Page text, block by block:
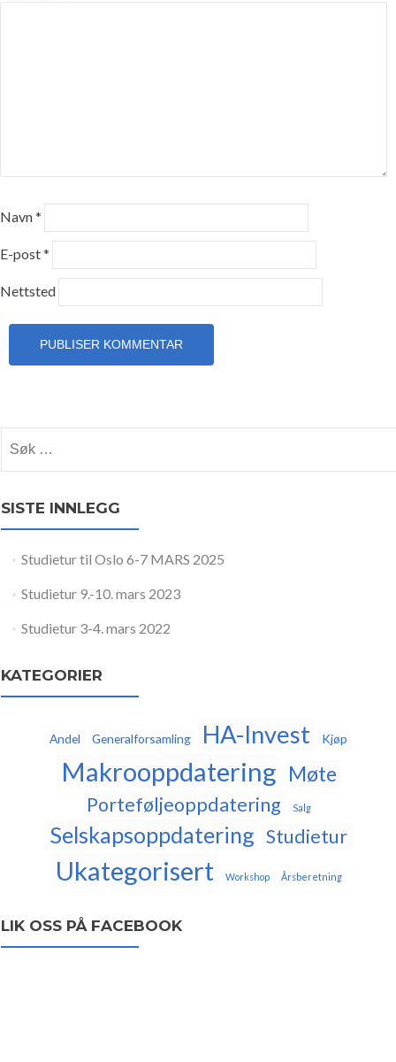
Navn*
E-post*
Nettsted
SISTE INNLEGG
Studietur til Oslo 6-7 MARS 2025
Studietur 9.-10. mars 2023
Studietur 3-4. mars 2022
KATEGORIER
Andel Generalforsamling HA-Invest Kjøp
Makrooppdatering Møte
Porteføljeoppdatering Salg
Selskapsoppdatering Studietur
Ukategorisert Workshop Årsberetning
LIK OSS PÅ FACEBOOK